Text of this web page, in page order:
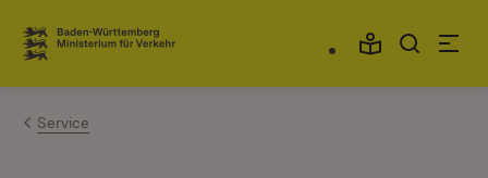
Zum Inhalt springen
Link zur Startseite
Service